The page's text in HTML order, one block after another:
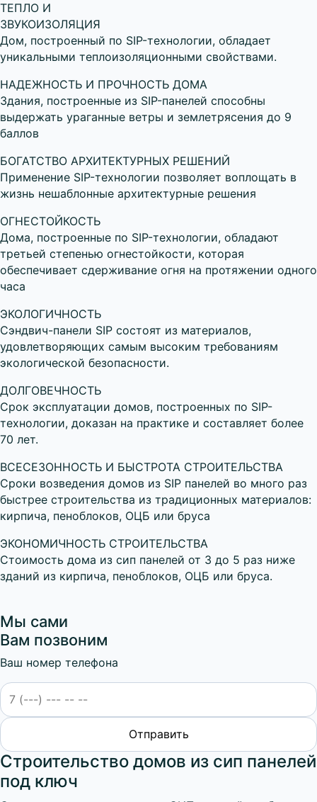
ТЕПЛО И
ЗВУКОИЗОЛЯЦИЯ
Дом, построенный по SIP-технологии, обладает
уникальными теплоизоляционными свойствами.
НАДЕЖНОСТЬ И ПРОЧНОСТЬ ДОМА
Здания, построенные из SIP-панелей способны
выдержать ураганные ветры и землетрясения до 9
баллов
БОГАТСТВО АРХИТЕКТУРНЫХ РЕШЕНИЙ
Применение SIP-технологии позволяет воплощать в
жизнь нешаблонные архитектурные решения
ОГНЕСТОЙКОСТЬ
Дома, построенные по SIP-технологии, обладают
третьей степенью огнестойкости, которая
обеспечивает сдерживание огня на протяжении одного
часа
ЭКОЛОГИЧНОСТЬ
Сэндвич-панели SIP состоят из материалов,
удовлетворяющих самым высоким требованиям
экологической безопасности.
ДОЛГОВЕЧНОСТЬ
Срок эксплуатации домов, построенных по SIP-
технологии, доказан на практике и составляет более
70 лет.
ВСЕСЕЗОННОСТЬ И БЫСТРОТА СТРОИТЕЛЬСТВА
Сроки возведения домов из SIP панелей во много раз
быстрее строительства из традиционных материалов:
кирпича, пеноблоков, ОЦБ или бруса
ЭКОНОМИЧНОСТЬ СТРОИТЕЛЬСТВА
Стоимость дома из сип панелей от 3 до 5 раз ниже
зданий из кирпича, пеноблоков, ОЦБ или бруса.
Мы сами
Вам позвоним
Ваш номер телефона
Строительство домов из сип панелей
под ключ